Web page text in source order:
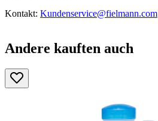
Kontakt: Kundenservice@fielmann.com
Andere kauften auch